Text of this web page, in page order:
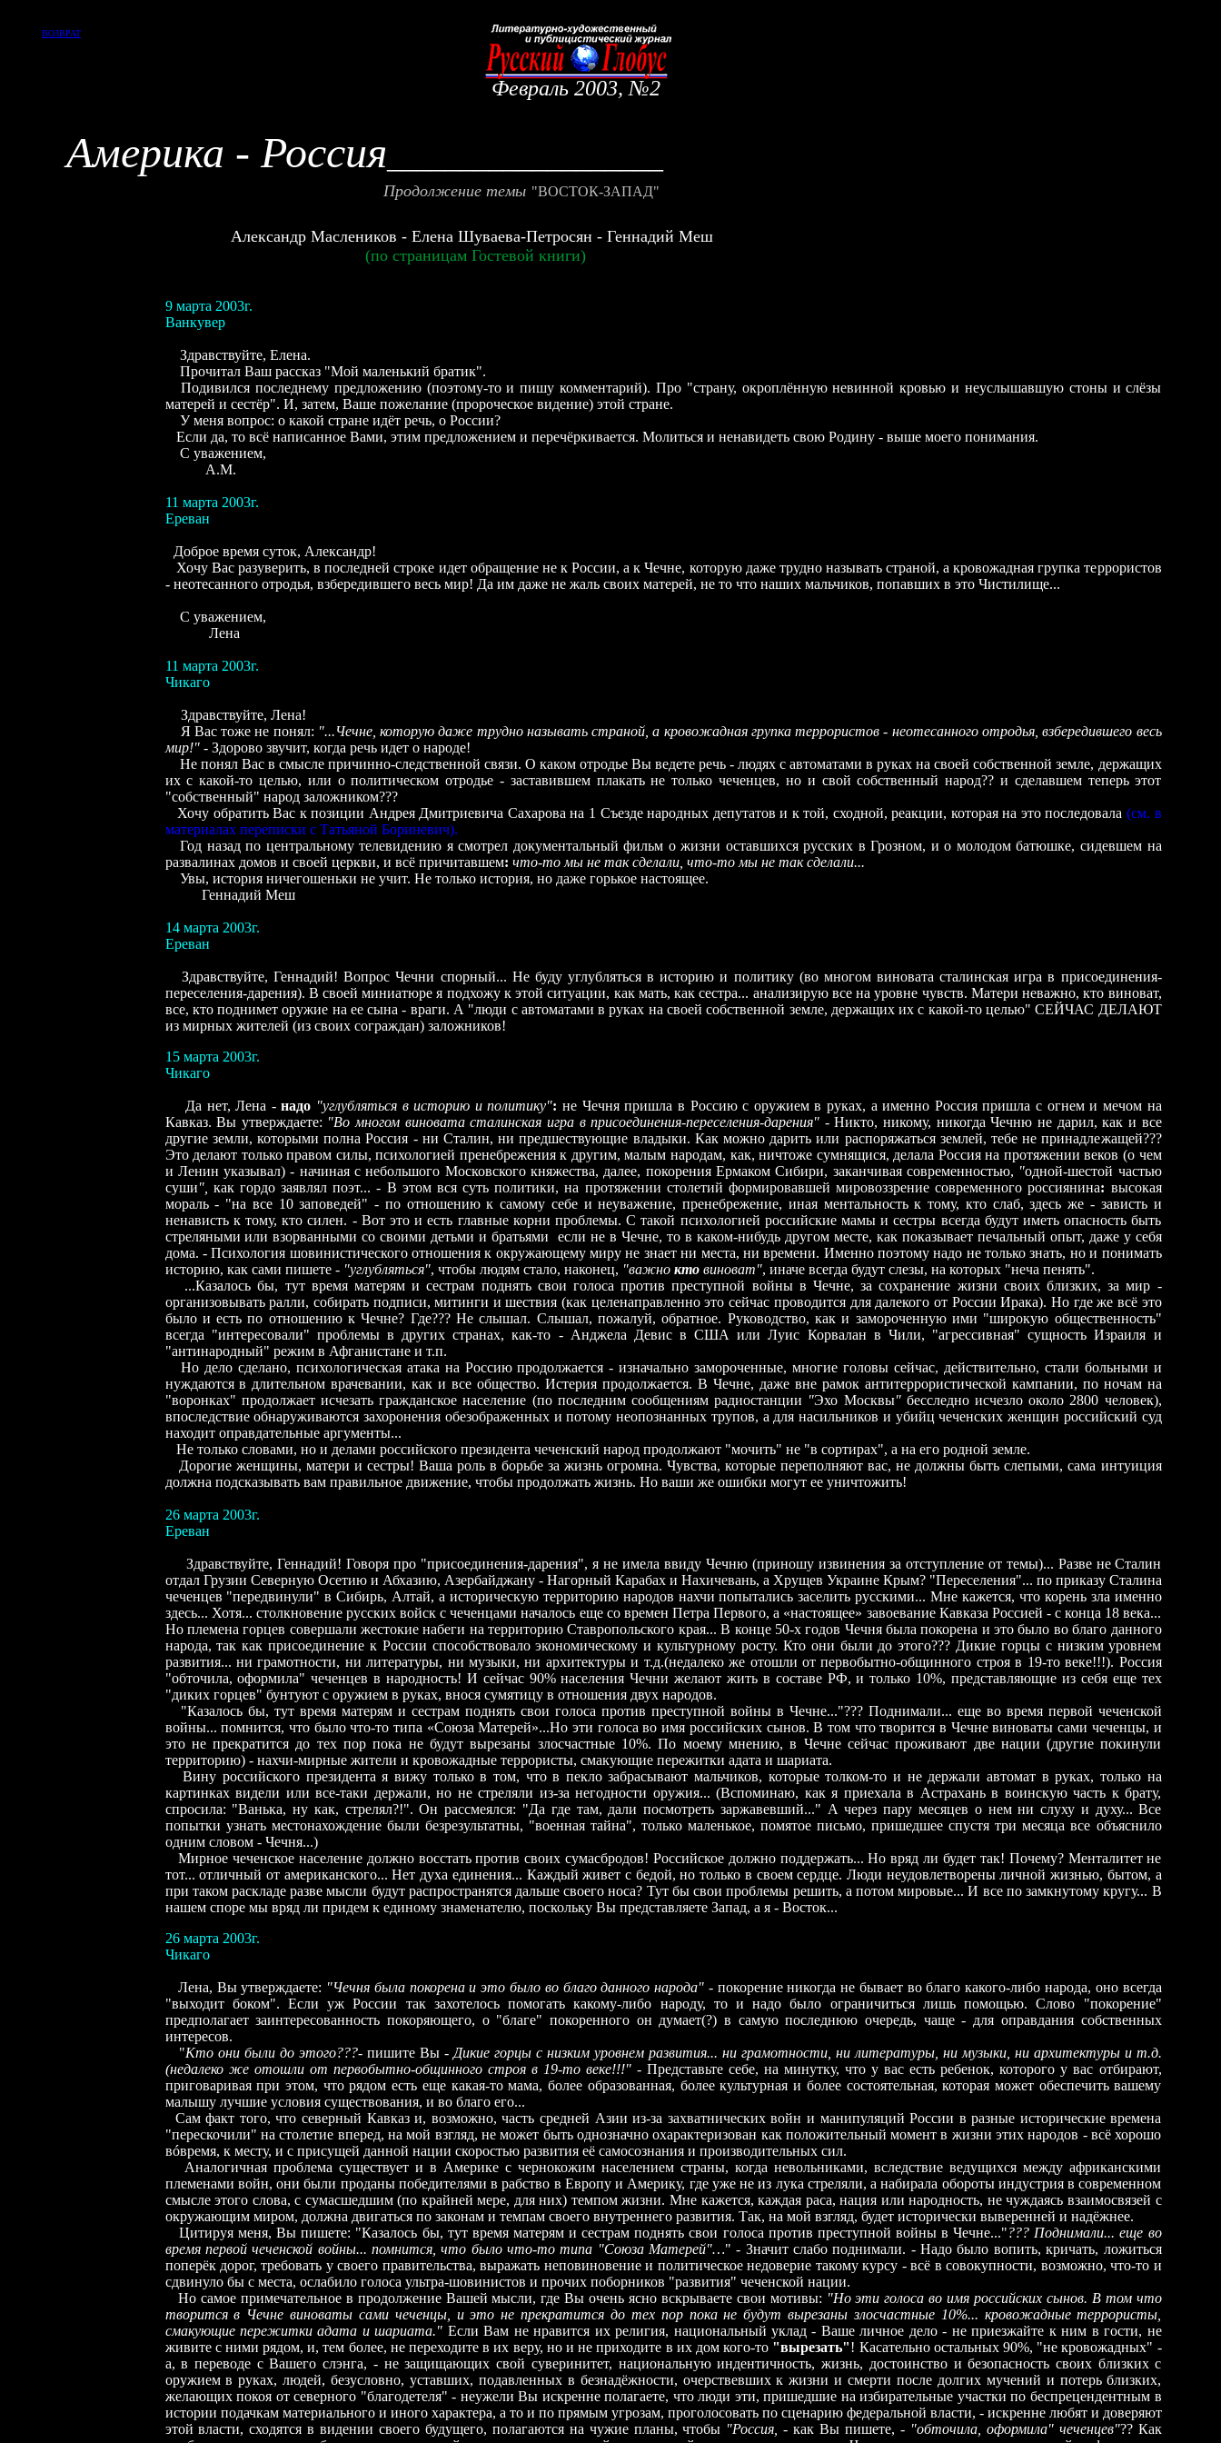
ВОЗВРАТ
Февраль 2003, №2
Америка - Россия
Продолжение темы "ВОСТОК-ЗАПАД"
Александр Маслеников - Елена Шуваева-Петросян - Геннадий Меш
(по страницам Гостевой книги)
9 марта 2003г.
Ванкувер
Здравствуйте, Елена.
Прочитал Ваш рассказ "Мой маленький братик".
Подивился последнему предложению (поэтому-то и пишу комментарий). Про "страну, окроплённую невинной кровью и неуслышавшую стоны и слёзы
матерей и сестёр". И, затем, Ваше пожелание (пророческое видение) этой стране.
У меня вопрос: о какой стране идёт речь, о России?
Если да, то всё написанное Вами, этим предложением и перечёркивается. Молиться и ненавидеть свою Родину - выше моего понимания.
С уважением,
А.М.
11 марта 2003г.
Ереван
Доброе время суток, Александр!
Хочу Вас разуверить, в последней строке идет обращение не к России, а к Чечне, которую даже трудно называть страной, а кровожадная групка террористов
- неотесанного отродья, взбередившего весь мир! Да им даже не жаль своих матерей, не то что наших мальчиков, попавших в это Чистилище...
С уважением,
Лена
11 марта 2003г.
Чикаго
Здравствуйте, Лена!
Я Вас тоже не понял: "...Чечне, которую даже трудно называть страной, а кровожадная групка террористов - неотесанного отродья, взбередившего весь
мир!"- Здорово звучит, когда речь идет о народе!
Не понял Вас в смысле причинно-следственной связи. О каком отродье Вы ведете речь - людях с автоматами в руках на своей собственной земле, держащих
их с какой-то целью, или о политическом отродье - заставившем плакать не только чеченцев, но и свой собственный народ?? и сделавшем теперь этот
"собственный" народ заложником???
Хочу обратить Вас к позиции Андрея Дмитриевича Сахарова на 1 Съезде народных депутатов и к той, сходной, реакции, которая на это последовала (см. в
материалах переписки с Татьяной Бориневич).
Год назад по центральному телевидению я смотрел документальный фильм о жизни оставшихся русских в Грозном, и о молодом батюшке, сидевшем на
развалинах домов и своей церкви, и всё причитавшем: что-то мы не так сделали, что-то мы не так сделали...
Увы, история ничегошеньки не учит. Не только история, но даже горькое настоящее.
Геннадий Меш
14 марта 2003г.
Ереван
Здравствуйте, Геннадий! Вопрос Чечни спорный... Не буду углубляться в историю и политику (во многом виновата сталинская игра в присоединения-
переселения-дарения). В своей миниатюре я подхожу к этой ситуации, как мать, как сестра... анализирую все на уровне чувств. Матери неважно, кто виноват,
все, кто поднимет оружие на ее сына - враги. А "люди с автоматами в руках на своей собственной земле, держащих их с какой-то целью" СЕЙЧАС ДЕЛАЮТ
из мирных жителей (из своих сограждан) заложников!
15 марта 2003г.
Чикаго
Да нет, Лена -надо "углубляться в историю и политику": не Чечня пришла в Россию с оружием в руках, а именно Россия пришла с огнем и мечом на
Кавказ. Вы утверждаете: "Во многом виновата сталинская игра в присоединения-переселения-дарения" - Никто, никому, никогда Чечню не дарил, как и все
другие земли, которыми полна Россия - ни Сталин, ни предшествующие владыки. Как можно дарить или распоряжаться землей, тебе не принадлежащей???
Это делают только правом силы, психологией пренебрежения к другим, малым народам, как, ничтоже сумнящися, делала Россия на протяжении веков (о чем
и Ленин указывал) - начиная с небольшого Московского княжества, далее, покорения Ермаком Сибири, заканчивая современностью, "одной-шестой частью
суши", как гордо заявлял поэт... - В этом вся суть политики, на протяжении столетий формировавшей мировоззрение современного россиянина: высокая
мораль - "на все 10 заповедей" - по отношению к самому себе и неуважение, пренебрежение, иная ментальность к тому, кто слаб, здесь же - зависть и
ненависть к тому, кто силен. - Вот это и есть главные корни проблемы. С такой психологией российские мамы и сестры всегда будут иметь опасность быть
стреляными или взорванными со своими детьми и братьями если не в Чечне, то в каком-нибудь другом месте, как показывает печальный опыт, даже у себя
дома. - Психология шовинистического отношения к окружающему миру не знает ни места, ни времени. Именно поэтому надо не только знать, но и понимать
историю, как сами пишете - "углубляться", чтобы людям стало, наконец, "важно ктовиноват", иначе всегда будут слезы, на которых "неча пенять".
...Казалось бы, тут время матерям и сестрам поднять свои голоса против преступной войны в Чечне, за сохранение жизни своих близких, за мир -
организовывать ралли, собирать подписи, митинги и шествия (как целенаправленно это сейчас проводится для далекого от России Ирака). Но где же всё это
было и есть по отношению к Чечне? Где??? Не слышал. Слышал, пожалуй, обратное. Руководство, как и замороченную ими "широкую общественность"
всегда "интересовали" проблемы в других странах, как-то - Анджела Девис в США или Луис Корвалан в Чили, "агрессивная" сущность Израиля и
"антинародный" режим в Афганистане и т.п.
Но дело сделано, психологическая атака на Россию продолжается - изначально замороченные, многие головы сейчас, действительно, стали больными и
нуждаются в длительном врачевании, как и все общество. Истерия продолжается. В Чечне, даже вне рамок антитеррористической кампании, по ночам на
"воронках" продолжает исчезать гражданское население (по последним сообщениям радиостанции "Эхо Москвы"бесследно исчезло около 2800 человек),
впоследствие обнаруживаются захоронения обезображенных и потому неопознанных трупов, а для насильников и убийц чеченских женщин российский суд
находит оправдательные аргументы...
Не только словами, но и делами российского президента чеченский народ продолжают "мочить" не "в сортирах", а на его родной земле.
Дорогие женщины, матери и сестры! Ваша роль в борьбе за жизнь огромна. Чувства, которые переполняют вас, не должны быть слепыми, сама интуиция
должна подсказывать вам правильное движение, чтобы продолжать жизнь. Но ваши же ошибки могут ее уничтожить!
26 марта 2003г.
Ереван
Здравствуйте, Геннадий! Говоря про "присоединения-дарения", я не имела ввиду Чечню (приношу извинения за отступление от темы)... Разве не Сталин
отдал Грузии Северную Осетию и Абхазию, Азербайджану -Нагорный Карабах и Нахичевань, а Хрущев Украине Крым? "Переселения"... по приказу Сталина
чеченцев "передвинули" в Сибирь, Алтай, а историческую территорию народов нахчи попытались заселить русскими... Мне кажется, что корень зла именно
здесь... Хотя... столкновение русских войск с чеченцами началось еще со времен Петра Первого, а «настоящее» завоевание Кавказа Россией - с конца 18 века...
Но племена горцев совершали жестокие набеги на территорию Ставропольского края... В конце 50-х годов Чечня была покорена и это было во благо данного
народа, так как присоединение к России способствовало экономическому и культурному росту. Кто они были до этого??? Дикие горцы с низким уровнем
развития... ни грамотности, ни литературы, ни музыки, ни архитектуры и т.д.(недалеко же отошли от первобытно-общинного строя в 19-то веке!!!). Россия
"обточила, оформила" чеченцев в народность! И сейчас 90% населения Чечни желают жить в составе РФ, и только 10%, представляющие из себя еще тех
"диких горцев" бунтуют с оружием в руках, внося сумятицу в отношения двух народов.
"Казалось бы, тут время матерям и сестрам поднять свои голоса против преступной войны в Чечне..."??? Поднимали... еще во время первой чеченской
войны... помнится, что было что-то типа «Союза Матерей»...Но эти голоса во имя российских сынов. В том что творится в Чечне виноваты сами чеченцы, и
это не прекратится до тех пор пока не будут вырезаны злосчастные 10%. По моему мнению, в Чечне сейчас проживают две нации (другие покинули
территорию) -нахчи-мирные жители и кровожадные террористы, смакующие пережитки адата и шариата.
Вину российского президента я вижу только в том, что в пекло забрасывают мальчиков, которые толком-то и не держали автомат в руках, только на
картинках видели или все-таки держали, но не стреляли из-за негодности оружия... (Вспоминаю, как я приехала в Астрахань в воинскую часть к брату,
спросила: "Ванька, ну как, стрелял?!". Он рассмеялся: "Да где там, дали посмотреть заржавевший..." А через пару месяцев о нем ни слуху и духу... Все
попытки узнать местонахождение были безрезультатны, "военная тайна", только маленькое, помятое письмо, пришедшее спустя три месяца все объяснило
одним словом - Чечня...)
Мирное чеченское население должно восстать против своих сумасбродов! Российское должно поддержать... Но вряд ли будет так! Почему? Менталитет не
тот... отличный от американского... Нет духа единения... Каждый живет с бедой, но только в своем сердце. Люди неудовлетворены личной жизнью, бытом, а
при таком раскладе разве мысли будут распространятся дальше своего носа? Тут бы свои проблемы решить, а потом мировые... И все по замкнутому кругу... В
нашем споре мы вряд ли придем к единому знаменателю, поскольку Вы представляете Запад, а я - Восток...
26 марта 2003г.
Чикаго
Лена, Вы утверждаете: "Чечня была покорена и это было во благо данного народа" - покорение никогда не бывает во благо какого-либо народа, оно всегда
"выходит боком". Если уж России так захотелось помогать какому-либо народу, то и надо было ограничиться лишь помощью. Cлово "покорение"
предполагает заинтересованность покоряющего, о "благе" покоренного он думает(?) в самую последнюю очередь, чаще - для оправдания собственных
интересов.
"Кто они были до этого???- пишите Вы - Дикие горцы с низким уровнем развития... ни грамотности, ни литературы, ни музыки, ни архитектуры и т.д.
(недалеко же отошли от первобытно-общинного строя в 19-то веке!!!"- Представьте себе, на минутку, что у вас есть ребенок, которого у вас отбирают,
приговаривая при этом, что рядом есть еще какая-то мама, более образованная, более культурная и более состоятельная, которая может обеспечить вашему
малышу лучшие условия существования, и во благо его...
Сам факт того, что северный Кавказ и, возможно, часть средней Азии из-за захватнических войн и манипуляций России в разные исторические времена
"перескочили" на столетие вперед, на мой взгляд, не может быть однозначно охарактеризован как положительный момент в жизни этих народов - всё хорошо
вóвремя, к месту, и с присущей данной нации скоростью развития её самосознания и производительных сил.
Аналогичная проблема существует и в Америке с чернокожим населением страны, когда невольниками, вследствие ведущихся между африканскими
племенами войн, они были проданы победителями в рабство в Европу и Америку, где уже не из лука стреляли, а набирала обороты индустрия в современном
смысле этого слова, с сумасшедшим (по крайней мере, для них) темпом жизни. Мне кажется, каждая раса, нация или народность, не чуждаясь взаимосвязей с
окружающим миром, должна двигаться по законам и темпам своего внутреннего развития. Так, на мой взгляд, будет исторически выверенней и надёжнее.
Цитируя меня, Вы пишете: "Казалось бы, тут время матерям и сестрам поднять свои голоса против преступной войны в Чечне..."??? Поднимали... еще во
время первой чеченской войны... помнится, что было что-то типа "Союза Матерей"…" - Значит слабо поднимали. - Надо было вопить, кричать, ложиться
поперёк дорог, требовать у своего правительства, выражать неповиновение и политическое недоверие такому курсу - всё в совокупности, возможно, что-то и
сдвинуло бы с места, ослабило голоса ультра-шовинистов и прочих поборников "развития" чеченской нации.
Но самое примечательное в продолжение Вашей мысли, где Вы очень ясно вскрываете свои мотивы: "Но эти голоса во имя российских сынов. В том что
творится в Чечне виноваты сами чеченцы, и это не прекратится до тех пор пока не будут вырезаны злосчастные 10%... кровожадные террористы,
смакующие пережитки адата и шариата." Если Вам не нравится их религия, национальный уклад - Ваше личное дело - не приезжайте к ним в гости, не
живите с ними рядом, и, тем более, не переходите в их веру, но и не приходите в их дом кого-то "вырезать"! Касательно остальных 90%, "не кровожадных" -
а, в переводе с Вашего слэнга, - не защищающих свой суверинитет, национальную индентичность, жизнь, достоинство и безопасность своих близких с
оружием в руках, людей, безусловно, уставших, подавленных в безнадёжности, очерствевших к жизни и смерти после долгих мучений и потерь близких,
желающих покоя от северного "благодетеля" - неужели Вы искренне полагаете, что люди эти, пришедшие на избирательные участки по беспрецендентным в
истории подачкам материального и иного характера, а то и по прямым угрозам, проголосовать по сценарию федеральной власти, - искренне любят и доверяют
этой власти, сходятся в видении своего будущего, полагаются на чужие планы, чтобы "Россия, - как Вы пишете, - "обточила, оформила"чеченцев"?? Как